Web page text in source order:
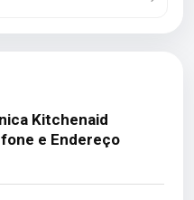
Kitchenaid
e Endereço